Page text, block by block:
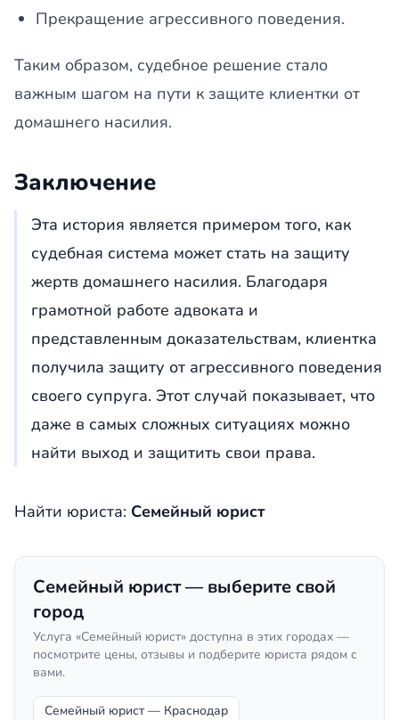
Прекращение агрессивного поведения.
Таким образом, судебное решение стало
важным шагом на пути к защите клиентки от
домашнего насилия.
Заключение
Эта история является примером того, как
судебная система может стать на защиту
жертв домашнего насилия. Благодаря
грамотной работе адвоката и
представленным доказательствам, клиентка
получила защиту от агрессивного поведения
своего супруга. Этот случай показывает, что
даже в самых сложных ситуациях можно
найти выход и защитить свои права.
Найти юриста: Семейный юрист
Семейный юрист — выберите свой
город
Услуга «Семейный юрист» доступна в этих городах —
посмотрите цены, отзывы и подберите юриста рядом с
вами.
Семейный юрист — Краснодар